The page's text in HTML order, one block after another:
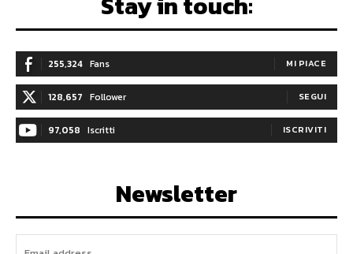
255,324 Fans MI PIACE
128,657 Follower SEGUI
97,058 Iscritti ISCRIVITI
Newsletter